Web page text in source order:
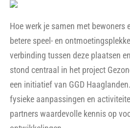
Hoe werk je samen met bewoners
betere speel- en
verbinding tussen deze plaatsen
stond centraal in het project
een initiatief van GGD
fysieke aanpassingen en
partners waardevolle kennis op